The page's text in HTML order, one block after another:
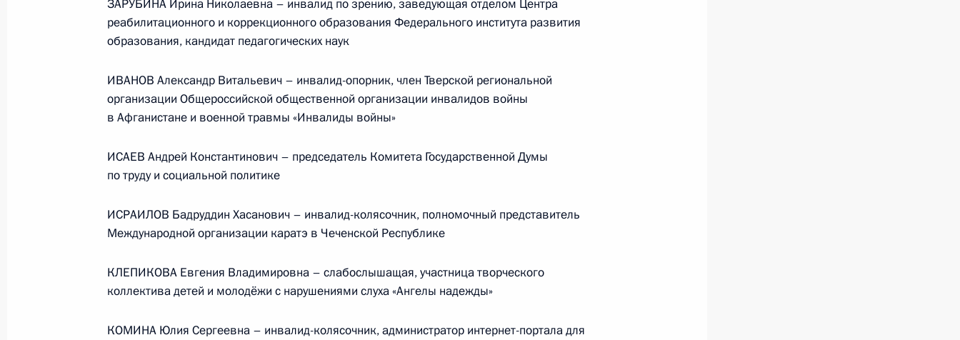
Заидом Аль Нахайяном
7 августа 2026 года, 12:50
штурмовой дивизии ВДВ гвардии
полковником Абдулазизом
6 августа 2026 года, 20:50
Российско-Киргизского
экономического форума и XII
межрегиональной конференции
6 августа 2026 года, 09:00
театральных деятелей России
5 августа 2026 года, 19:00
ЗАРУБИНА Ирина Николаевна – инвалид по зрению, заведующая отделом Центра
реабилитационного и коррекционного образования Федерального института развития
образования, кандидат педагогических наук
ИВАНОВ Александр Витальевич – инвалид-опорник, член Тверской региональной
организации Общероссийской общественной организации инвалидов войны
в Афганистане и военной травмы «Инвалиды войны»
ИСАЕВ Андрей Константинович – председатель Комитета Государственной Думы
по труду и социальной политике
ИСРАИЛОВ Бадруддин Хасанович – инвалид-колясочник, полномочный представитель
Международной организации каратэ в Чеченской Республике
КЛЕПИКОВА Евгения Владимировна – слабослышащая, участница творческого
коллектива детей и молодёжи с нарушениями слуха «Ангелы надежды»
КОМИНА Юлия Сергеевна – инвалид-колясочник, администратор интернет-портала для